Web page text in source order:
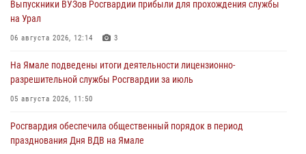
Выпускники ВУЗов Росгвардии прибыли для прохождения службы
на Урал
06 августа 2026, 12:14 3
На Ямале подведены итоги деятельности лицензионно-
разрешительной службы Росгвардии за июль
05 августа 2026, 11:50
Росгвардия обеспечила общественный порядок в период
празднования Дня ВДВ на Ямале